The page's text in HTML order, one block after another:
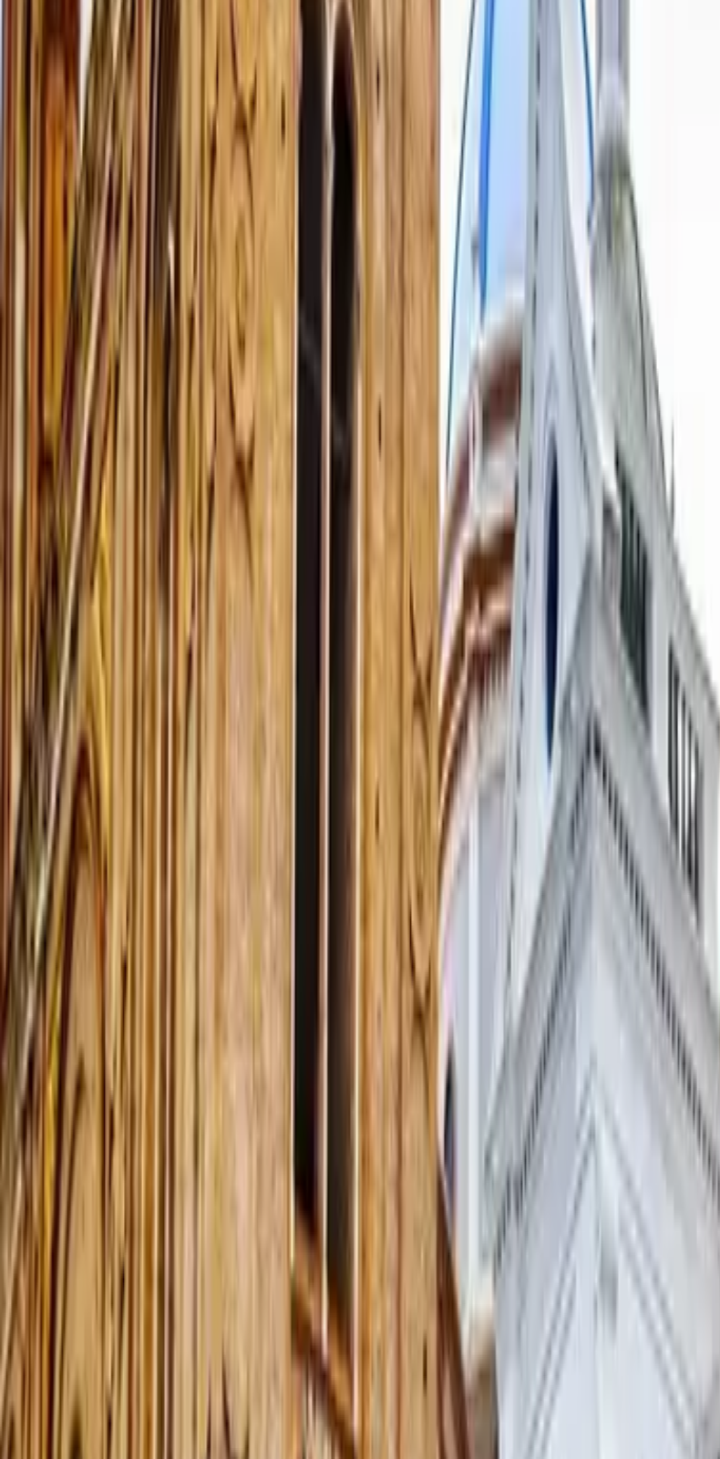
4,9· 162 opiniones